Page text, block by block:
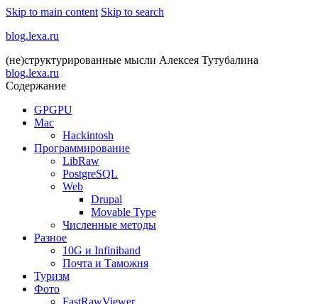
Skip to main content Skip to search
blog.lexa.ru
(не)структурированные мысли Алексея Тутубалина
blog.lexa.ru
Содержание
GPGPU
Mac
Hackintosh
Программирование
LibRaw
PostgreSQL
Web
Drupal
Movable Type
Численные методы
Разное
10G и Infiniband
Почта и Таможня
Туризм
Фото
FastRawViewer